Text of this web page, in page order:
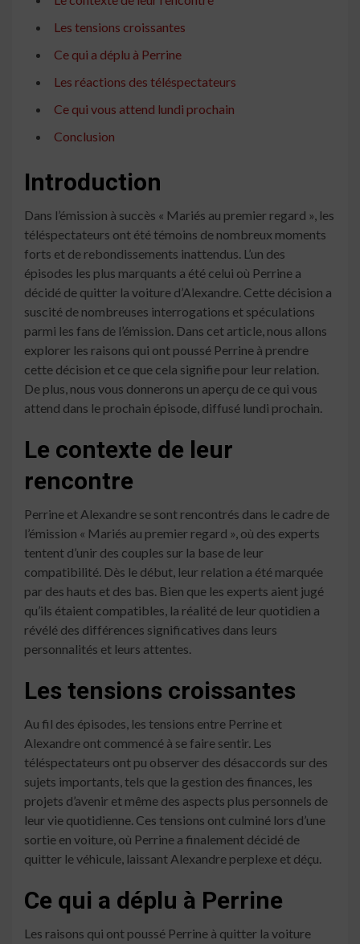
Les tensions croissantes
Ce qui a déplu à Perrine
Les réactions des téléspectateurs
Ce qui vous attend lundi prochain
Conclusion
Introduction
Dans l’émission à succès « Mariés au premier regard », les
téléspectateurs ont été témoins de nombreux moments
forts et de rebondissements inattendus. L’un des
épisodes les plus marquants a été celui où Perrine a
décidé de quitter la voiture d’Alexandre. Cette décision a
suscité de nombreuses interrogations et spéculations
parmi les fans de l’émission. Dans cet article, nous allons
explorer les raisons qui ont poussé Perrine à prendre
cette décision et ce que cela signifie pour leur relation.
De plus, nous vous donnerons un aperçu de ce qui vous
attend dans le prochain épisode, diffusé lundi prochain.
Le contexte de leur
rencontre
Perrine et Alexandre se sont rencontrés dans le cadre de
l’émission « Mariés au premier regard », où des experts
tentent d’unir des couples sur la base de leur
compatibilité. Dès le début, leur relation a été marquée
par des hauts et des bas. Bien que les experts aient jugé
qu’ils étaient compatibles, la réalité de leur quotidien a
révélé des différences significatives dans leurs
personnalités et leurs attentes.
Les tensions croissantes
Au fil des épisodes, les tensions entre Perrine et
Alexandre ont commencé à se faire sentir. Les
téléspectateurs ont pu observer des désaccords sur des
sujets importants, tels que la gestion des finances, les
projets d’avenir et même des aspects plus personnels de
leur vie quotidienne. Ces tensions ont culminé lors d’une
sortie en voiture, où Perrine a finalement décidé de
quitter le véhicule, laissant Alexandre perplexe et déçu.
Ce qui a déplu à Perrine
Les raisons qui ont poussé Perrine à quitter la voiture